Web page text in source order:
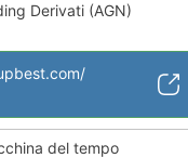
Derivati (AGN)
del tempo